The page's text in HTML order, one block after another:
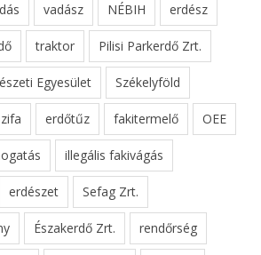
vadász NÉBIH erdész
traktor Pilisi Parkerdő Zrt.
Egyesület Székelyföld
erdőtűz fakitermelő OEE
illegális fakivágás
erdészet Sefag Zrt.
Északerdő Zrt. rendőrség